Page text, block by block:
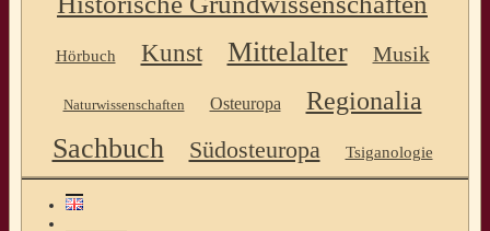
Hörbuch Kunst Mittelalter Musik
Naturwissenschaften Osteuropa Regionalia
Sachbuch Südosteuropa Tsiganologie